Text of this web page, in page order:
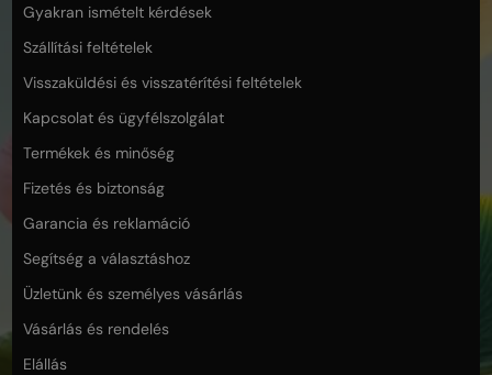
Gyakran ismételt kérdések
Szállítási feltételek
Visszaküldési és visszatérítési feltételek
Kapcsolat és ügyfélszolgálat
Termékek és minőség
Fizetés és biztonság
Garancia és reklamáció
Segítség a választáshoz
Üzletünk és személyes vásárlás
Vásárlás és rendelés
Elállás